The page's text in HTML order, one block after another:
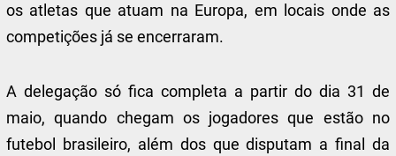
os atletas que atuam na Europa, em locais onde as
competições já se encerraram.
A delegação só fica completa a partir do dia 31 de
maio, quando chegam os jogadores que estão no
futebol brasileiro, além dos que disputam a final da